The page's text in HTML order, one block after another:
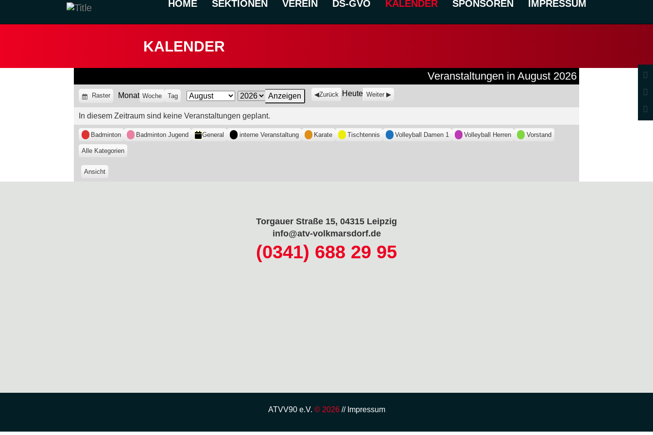
HOME SEKTIONEN VEREIN DS-GVO KALENDER SPONSOREN IMPRESSUM
KALENDER
Veranstaltungen in August 2026
Anzeigen
Raster Monat Woche Tag
Monat
Jahr
Zurück Heute Weiter
In diesem Zeitraum sind keine Veranstaltungen geplant.
Kategorien
Badminton Badminton Jugend General interne Veranstaltung Karate Tischtennis Volleyball Damen 1 Volleyball Herren Vorstand
Alle Kategorien
Ansicht
Torgauer Straße 15, 04315 Leipzig
info@atv-volkmarsdorf.de
(0341) 688 29 95
ATVV90 e.V. © 2026// Impressum